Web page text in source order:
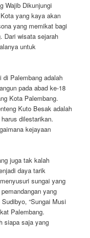
Wajib Dikunjungi
yang kaya akan
yang memikat bagi
Dari wisata sejarah
untuk
Palembang adalah
pada abad ke-18
Kota Palembang.
Kuto Besak adalah
dilestarikan.
kejayaan
juga tak kalah
daya tarik
sungai yang
yang
“Sungai Musi
Palembang.
siapa saja yang